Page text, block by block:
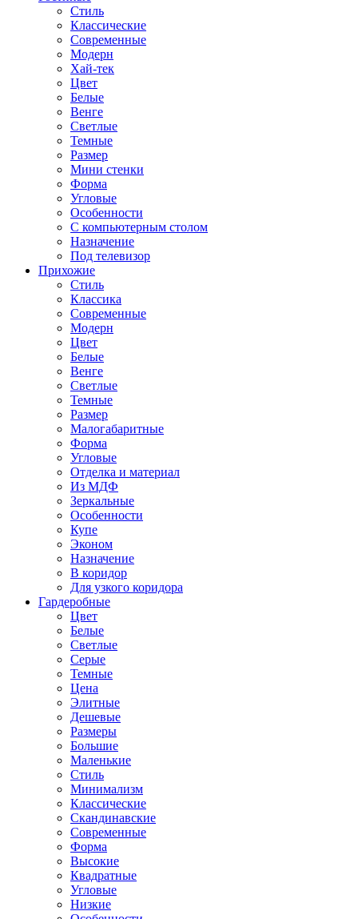
Стиль
Классические
Современные
Модерн
Хай-тек
Цвет
Белые
Венге
Светлые
Темные
Размер
Мини стенки
Форма
Угловые
Особенности
С компьютерным столом
Назначение
Под телевизор
Прихожие
Стиль
Классика
Современные
Модерн
Цвет
Белые
Венге
Светлые
Темные
Размер
Малогабаритные
Форма
Угловые
Отделка и материал
Из МДФ
Зеркальные
Особенности
Купе
Эконом
Назначение
В коридор
Для узкого коридора
Гардеробные
Цвет
Белые
Светлые
Серые
Темные
Цена
Элитные
Дешевые
Размеры
Большие
Маленькие
Стиль
Минимализм
Классические
Скандинавские
Современные
Форма
Высокие
Квадратные
Угловые
Низкие